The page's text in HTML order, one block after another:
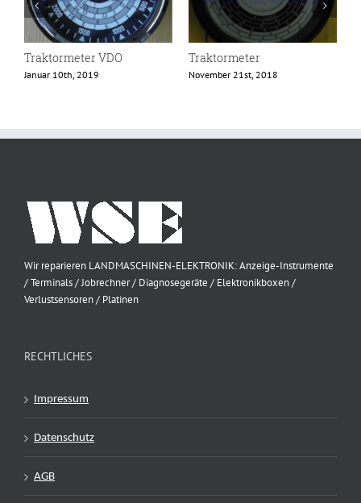
Traktormeter VDO
Januar 10th, 2019
Traktormeter
November 21st, 2018
Wir reparieren LANDMASCHINEN-ELEKTRONIK: Anzeige-Instrumente
/ Terminals / Jobrechner / Diagnosegeräte / Elektronikboxen /
Verlustsensoren / Platinen
RECHTLICHES
Impressum
Datenschutz
AGB